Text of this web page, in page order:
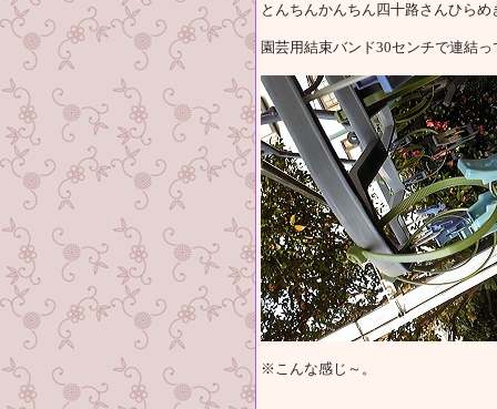
とんちんかんちん四十路さんひらめ
園芸用結束バンド30センチで連結っ
※こんな感じ～。